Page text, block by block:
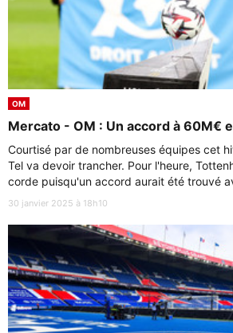
OM
Mercato - OM : Un accord à 60M€
Courtisé par de nombreuses équipes cet
Tel va devoir trancher. Pour l'heure,
corde puisqu'un accord aurait été trouvé
30 janvier 2025 à 18h10